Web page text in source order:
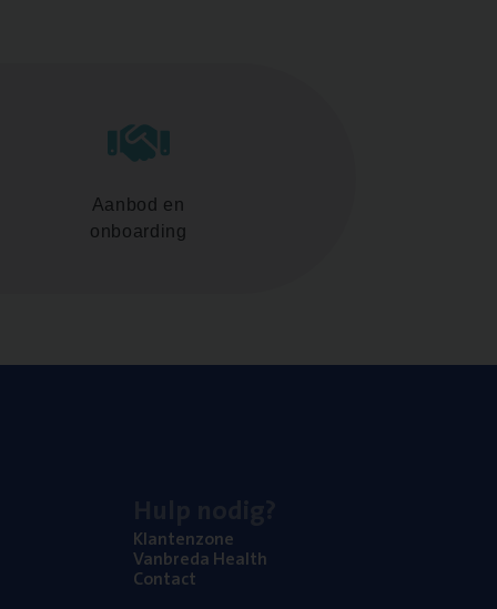
Aanbod en
onboarding
Klan­ten­zo­ne
Van­b­re­da Health
Con­tact